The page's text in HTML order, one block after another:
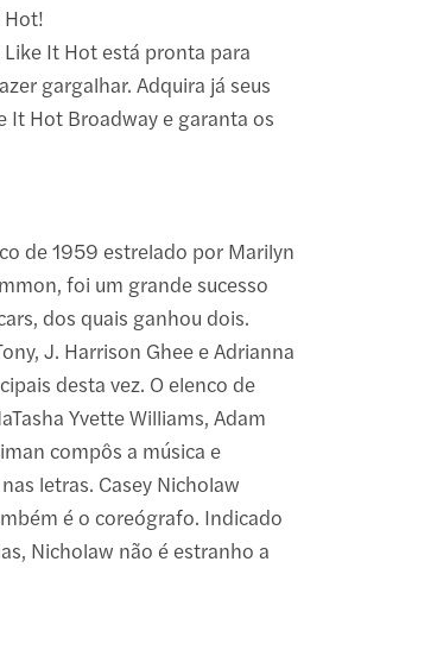
Hot!
It Hot está pronta para
gargalhar. Adquira já seus
It Hot Broadway e garanta os
de 1959 estrelado por Marilyn
foi um grande sucesso
dos quais ganhou dois.
J. Harrison Ghee e Adrianna
desta vez. O elenco de
Yvette Williams, Adam
compôs a música e
letras. Casey Nicholaw
é o coreógrafo. Indicado
Nicholaw não é estranho a